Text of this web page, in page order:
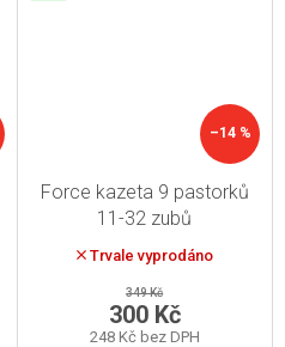
–14 %
Force kazeta 9 pastorků
11-32 zubů
Trvale vyprodáno
349 Kč
248 Kč bez DPH
300 Kč